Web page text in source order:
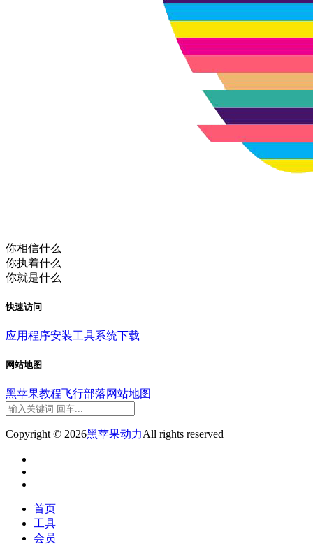
你相信什么
你执着什么
你就是什么
快速访问
应用程序安装工具系统下载
网站地图
黑苹果教程飞行部落网站地图
Copyright © 2026黑苹果动力All rights reserved
首页
工具
会员